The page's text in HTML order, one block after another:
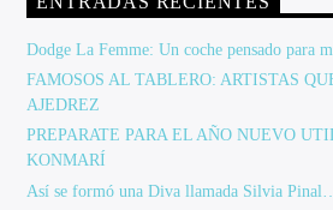
Dodge La Femme: Un coche pensado para
FAMOSOS AL TABLERO: ARTISTAS
AJEDREZ
PREPARATE PARA EL AÑO NUEVO
KONMARÍ
Así se formó una Diva llamada Silvia Pinal…